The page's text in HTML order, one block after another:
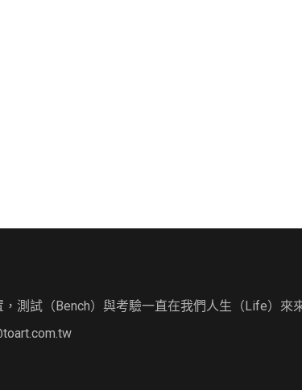
測試（Bench）與考驗一直在我們人生（Life）來